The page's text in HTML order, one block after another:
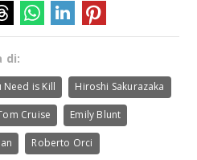
di:
Need is Kill Hiroshi Sakurazaka
Cruise Emily Blunt
Roberto Orci